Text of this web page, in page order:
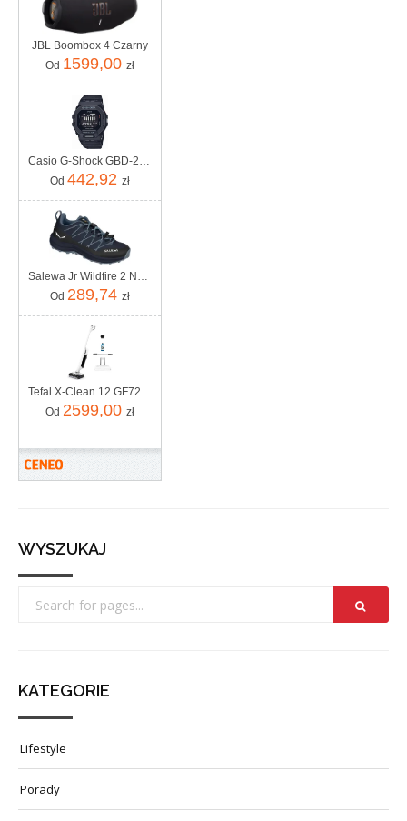
JBL Boombox 4 Czarny
Od 1599,00 zł
Casio G-Shock GBD-200 -1ER
Od 442,92 zł
Salewa Jr Wildfire 2 Navy Blazer Java Blue
Od 289,74 zł
Tefal X-Clean 12 GF7257F1
Od 2599,00 zł
WYSZUKAJ
KATEGORIE
Lifestyle
Porady